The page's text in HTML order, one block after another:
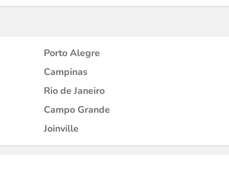
Porto Alegre
Campinas
Rio de Janeiro
Campo Grande
Joinville